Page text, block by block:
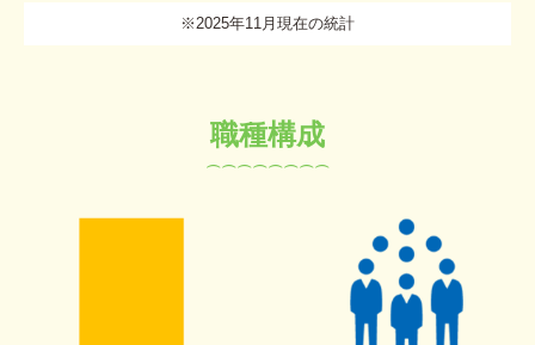
不動産査定等申請フォーム※2025年11月現在の統計
職種構成
⌒⌒⌒⌒⌒⌒⌒⌒